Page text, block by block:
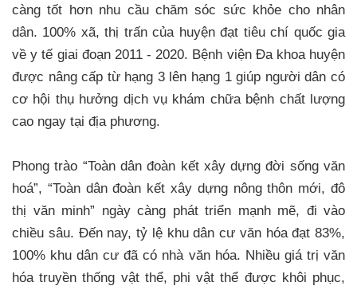
càng tốt hơn nhu cầu chăm sóc sức khỏe cho nhân
dân. 100% xã, thị trấn của huyện đạt tiêu chí quốc gia
về y tế giai đoạn 2011 - 2020. Bệnh viện Đa khoa huyện
được nâng cấp từ hạng 3 lên hạng 1 giúp người dân có
cơ hội thụ hưởng dịch vụ khám chữa bệnh chất lượng
cao ngay tại địa phương.
Phong trào “Toàn dân đoàn kết xây dựng đời sống văn
hoá”, “Toàn dân đoàn kết xây dựng nông thôn mới, đô
thị văn minh” ngày càng phát triển mạnh mẽ, đi vào
chiều sâu. Đến nay, tỷ lệ khu dân cư văn hóa đạt 83%,
100% khu dân cư đã có nhà văn hóa. Nhiều giá trị văn
hóa truyền thống vật thể, phi vật thể được khôi phục,